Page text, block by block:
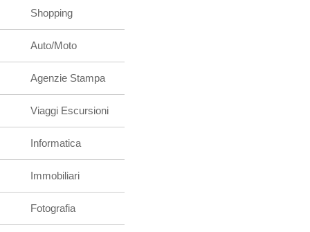
Shopping
Auto/Moto
Agenzie Stampa
Viaggi Escursioni
Informatica
Immobiliari
Fotografia